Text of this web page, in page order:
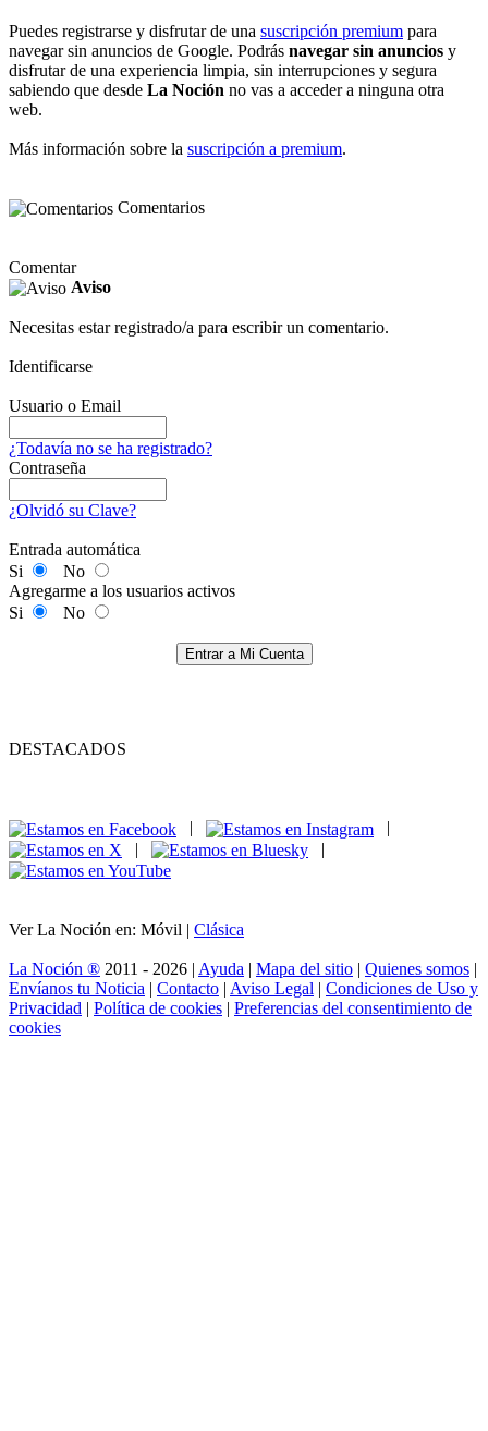
Puedes registrarse y disfrutar de una suscripción premium para
navegar sin anuncios de Google. Podrás navegar sin anuncios y
disfrutar de una experiencia limpia, sin interrupciones y segura
sabiendo que desde La Noción no vas a acceder a ninguna otra
web.
Más información sobre la suscripción a premium.
Comentarios
Comentar
Aviso
Necesitas estar registrado/a para escribir un comentario.
Identificarse
Usuario o Email
¿Todavía no se ha registrado?
Contraseña
¿Olvidó su Clave?
Entrada automática
Si
No
Agregarme a los usuarios activos
Si
No
Entrar a Mi Cuenta
DESTACADOS
|
|
Ver La Noción en: Móvil | Clásica
La Noción ® 2011 - 2026 | Ayuda | Mapa del sitio | Quienes somos |
Envíanos tu Noticia | Contacto | Aviso Legal | Condiciones de Uso y
Privacidad | Política de cookies | Preferencias del consentimiento de
cookies